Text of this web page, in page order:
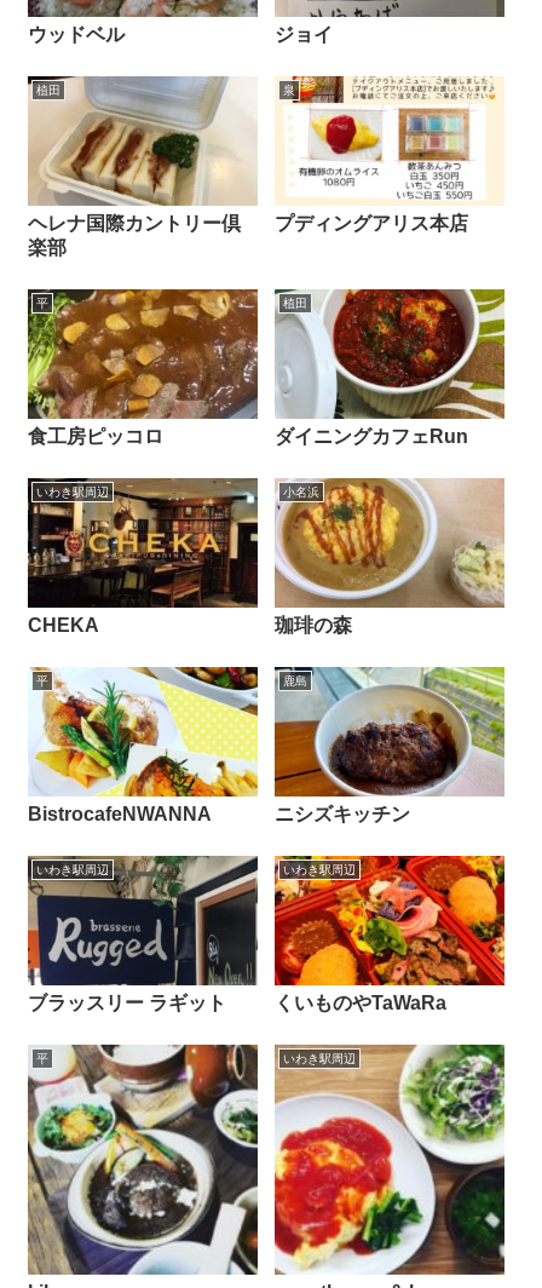
ウッドベル ジョイ
植田
ヘレナ国際カントリー倶
楽部
泉
プディングアリス本店
平
食工房ピッコロ
植田
ダイニングカフェRun
いわき駅周辺
CHEKA
小名浜
珈琲の森
平
BistrocafeNWANNA
鹿島
ニシズキッチン
いわき駅周辺
ブラッスリー ラギット
いわき駅周辺
くいものやTaWaRa
平 いわき駅周辺